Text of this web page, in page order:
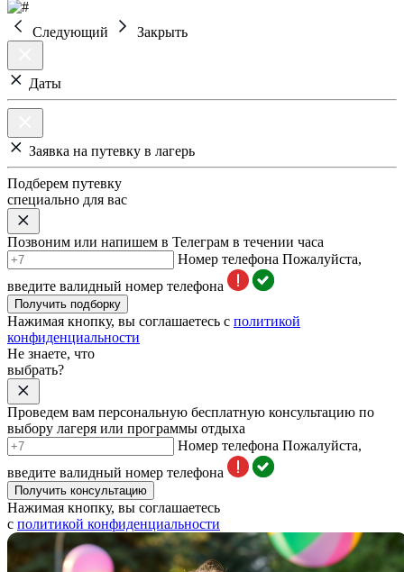
Следующий Закрыть
Даты
Заявка на путевку в лагерь
Подберем путевку
специально для вас
Позвоним или напишем в Телеграм в течении часа
Номер телефона Пожалуйста,
введите валидный номер телефона
Получить подборку
Нажимая кнопку, вы соглашаетесь с политикой
конфиденциальности
Не знаете, что
выбрать?
Проведем вам персональную бесплатную консультацию по
выбору лагеря или программы отдыха
Номер телефона Пожалуйста,
введите валидный номер телефона
Получить консультацию
Нажимая кнопку, вы соглашаетесь
с политикой конфиденциальности